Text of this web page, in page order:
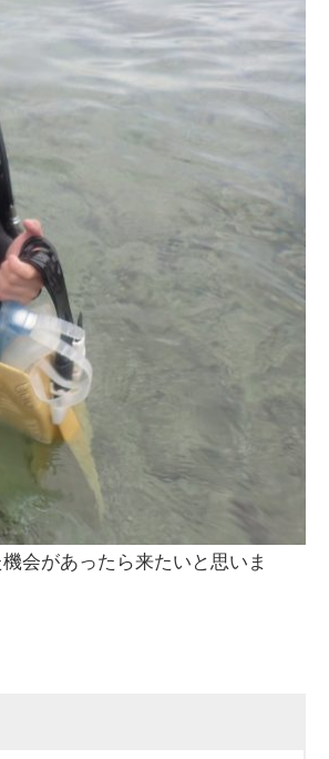
会があったら来たいと思いま